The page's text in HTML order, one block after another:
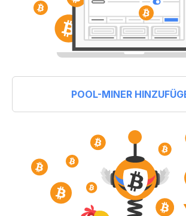
POOL-MINER